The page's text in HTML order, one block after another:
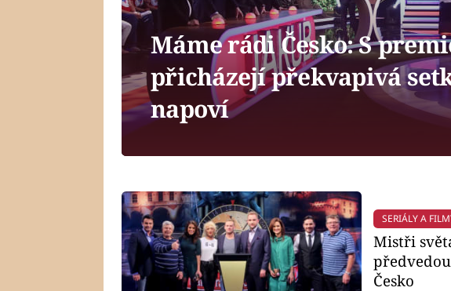
Máme rádi Česko: S
přicházejí překvapivá
napoví
SERIÁLY A
Mistři
Česko